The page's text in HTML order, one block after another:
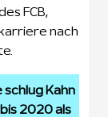
FCB,
nach
schlug Kahn
2020 als